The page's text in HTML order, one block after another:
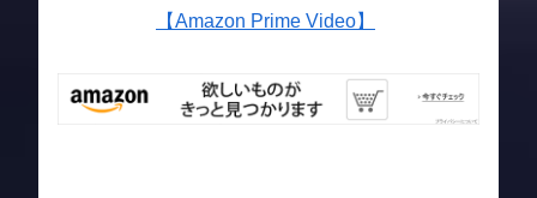
【Amazon Prime Video】